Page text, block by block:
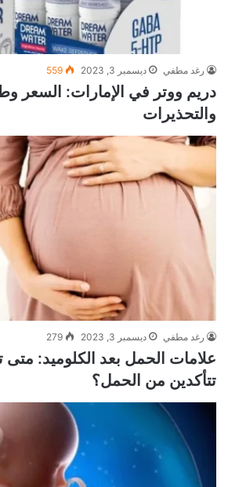
رغد مطفي ديسمبر 3, 2023 559
دريم ووتر في الإمارات: السعر
والتحذيرات
رغد مطفي ديسمبر 3, 2023 279
علامات الحمل بعد الكلوميد:
تتأكدين من الحمل؟